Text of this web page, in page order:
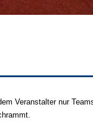
Veranstalter nur